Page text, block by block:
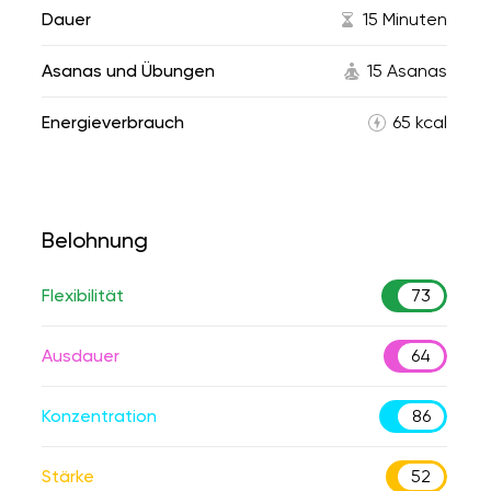
Dauer 15 Minuten
Asanas und Übungen 15 Asanas
Energieverbrauch 65 kcal
Belohnung
Flexibilität 73
Ausdauer 64
Konzentration 86
Stärke 52